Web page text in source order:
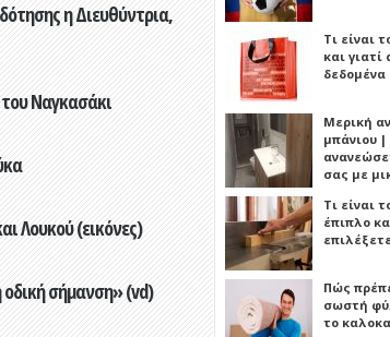
η Διευθύντρια,
Ναγκασάκι
Λουκού (εικόνες)
σήμανση» (vd)
Τι είναι
και
Μερική
μπάνιου
σας με
Τι είναι
έπιπλο
Πώς
σωστή
το